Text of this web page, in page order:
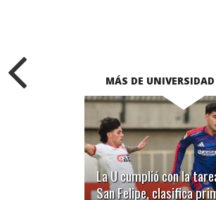
MÁS DE
La U cumplió con la
San Felipe, clasifica
LEER MÁS